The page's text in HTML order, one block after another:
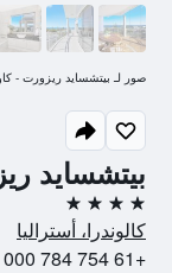
بيتشسايد
4 نجوم
كالوندرا، أستراليا
+61 754 784 000
صور لـ بيتشسايد ريزورت -